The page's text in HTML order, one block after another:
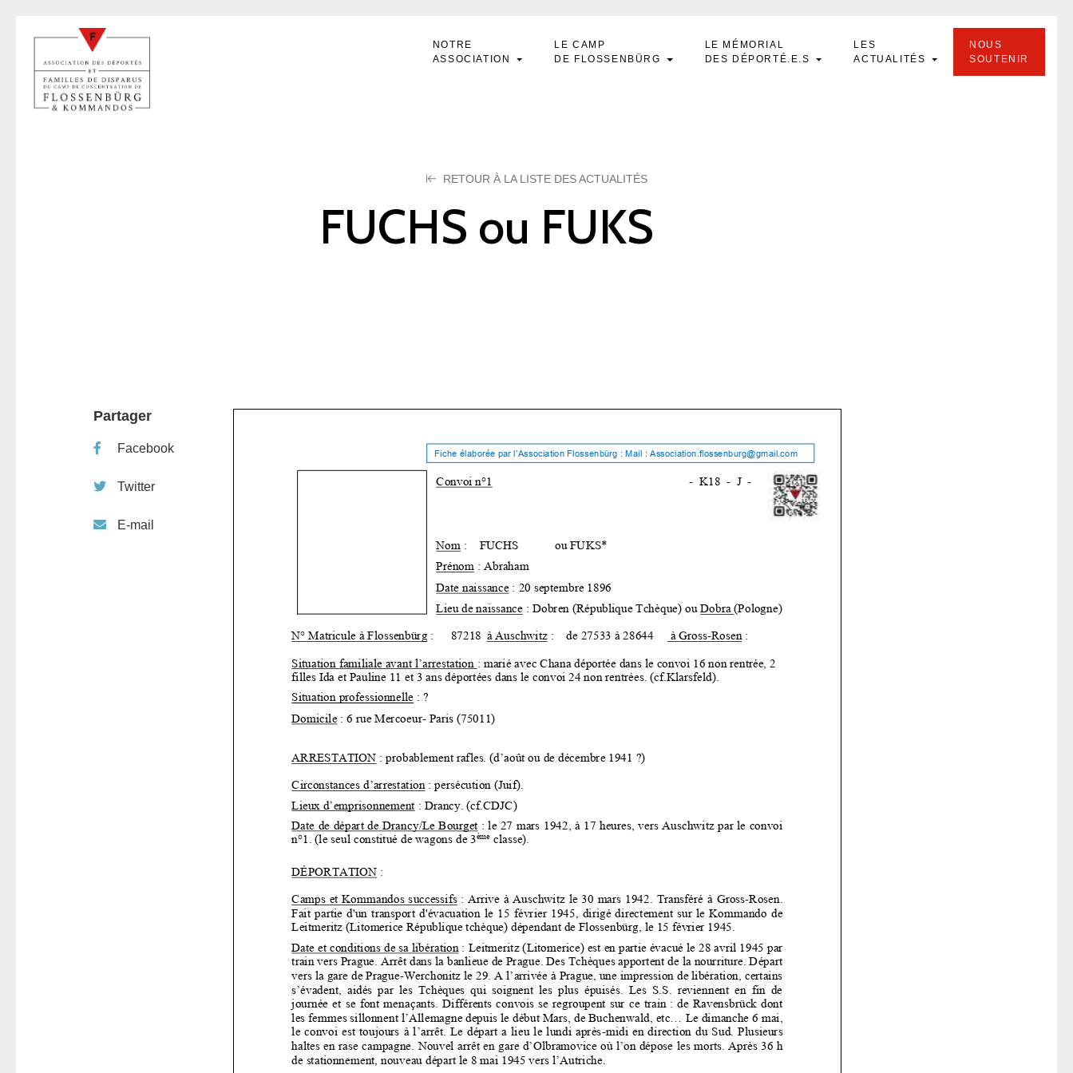
NOTRE
ASSOCIATION
LE CAMP
DE FLOSSENBÜRG
LE MÉMORIAL
DES DÉPORTÉ.E.S
LES
ACTUALITÉS
NOUS
SOUTENIR
RETOUR À LA LISTE DES ACTUALITÉS
FUCHS ou FUKS
Partager
Facebook
Twitter
E-mail